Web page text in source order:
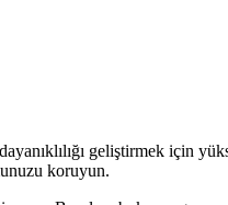
geliştirmek için
koruyun.